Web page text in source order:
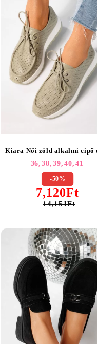
Kiara Női zöld alkalmi cipő
36, 38, 39, 40, 41
-50%
7,120Ft
14,151Ft